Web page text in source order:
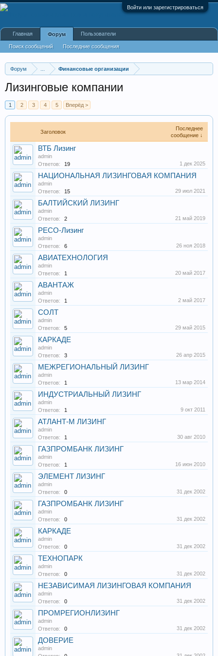
Войти или зарегистрироваться
Форум Финансовые организации
Лизинговые компании
1 2 3 4 5 Вперёд >
Заголовок
Последнее
сообщение ↓
ВТБ Лизинг
admin
Ответов:
19 1 дек 2025
НАЦИОНАЛЬНАЯ ЛИЗИНГОВАЯ КОМПАНИЯ
admin
Ответов:
15 29 июл 2021
БАЛТИЙСКИЙ ЛИЗИНГ
admin
Ответов:
2 21 май 2019
РЕСО-Лизинг
admin
Ответов:
6 26 ноя 2018
АВИАТЕХНОЛОГИЯ
admin
Ответов:
1 20 май 2017
АВАНТАЖ
admin
Ответов:
1 2 май 2017
СОЛТ
admin
Ответов:
5 29 май 2015
КАРКАДЕ
admin
Ответов:
3 26 апр 2015
МЕЖРЕГИОНАЛЬНЫЙ ЛИЗИНГ
admin
Ответов:
1 13 мар 2014
ИНДУСТРИАЛЬНЫЙ ЛИЗИНГ
admin
Ответов:
1 9 окт 2011
АТЛАНТ-М ЛИЗИНГ
admin
Ответов:
1 30 авг 2010
ГАЗПРОМБАНК ЛИЗИНГ
admin
Ответов:
1 16 июн 2010
ЭЛЕМЕНТ ЛИЗИНГ
admin
Ответов:
0 31 дек 2002
ГАЗПРОМБАНК ЛИЗИНГ
admin
Ответов:
0 31 дек 2002
КАРКАДЕ
admin
Ответов:
0 31 дек 2002
ТЕХНОПАРК
admin
Ответов:
0 31 дек 2002
НЕЗАВИСИМАЯ ЛИЗИНГОВАЯ КОМПАНИЯ
admin
Ответов:
0 31 дек 2002
ПРОМРЕГИОНЛИЗИНГ
admin
Ответов:
0 31 дек 2002
ДОВЕРИЕ
admin
Главная Форум
Поиск сообщений Последние сообщения
Пользователи